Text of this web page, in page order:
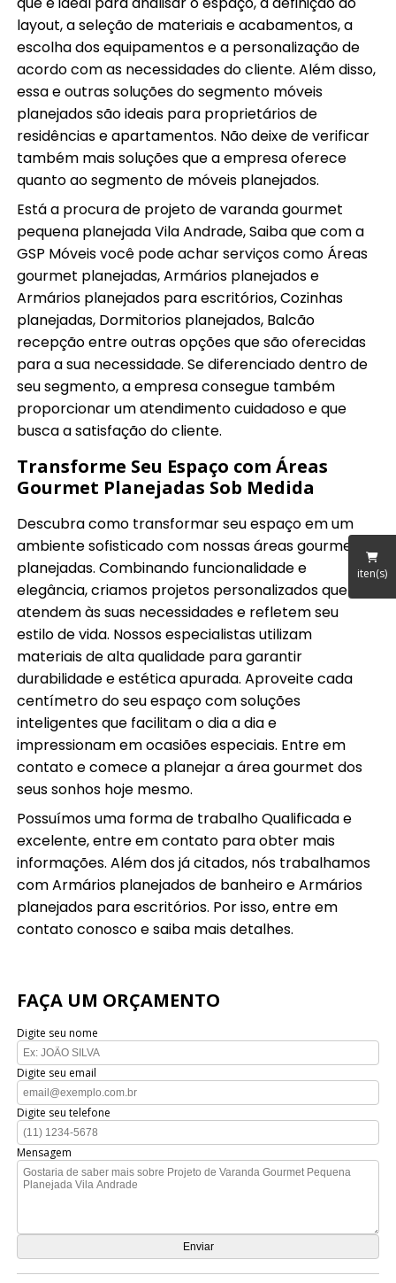
iten(s)
layout, a seleção de materiais e acabamentos, a
escolha dos equipamentos e a personalização de
acordo com as necessidades do cliente. Além disso,
essa e outras soluções do segmento móveis
planejados são ideais para proprietários de
residências e apartamentos. Não deixe de verificar
também mais soluções que a empresa oferece
quanto ao segmento de móveis planejados.
Está a procura de projeto de varanda gourmet
pequena planejada Vila Andrade, Saiba que com a
GSP Móveis você pode achar serviços como Áreas
gourmet planejadas, Armários planejados e
Armários planejados para escritórios, Cozinhas
planejadas, Dormitorios planejados, Balcão
recepção entre outras opções que são oferecidas
para a sua necessidade. Se diferenciado dentro de
seu segmento, a empresa consegue também
proporcionar um atendimento cuidadoso e que
busca a satisfação do cliente.
Transforme Seu Espaço com Áreas
Gourmet Planejadas Sob Medida
Descubra como transformar seu espaço em um
ambiente sofisticado com nossas áreas gourmet
planejadas. Combinando funcionalidade e
elegância, criamos projetos personalizados que
atendem às suas necessidades e refletem seu
estilo de vida. Nossos especialistas utilizam
materiais de alta qualidade para garantir
durabilidade e estética apurada. Aproveite cada
centímetro do seu espaço com soluções
inteligentes que facilitam o dia a dia e
impressionam em ocasiões especiais. Entre em
contato e comece a planejar a área gourmet dos
seus sonhos hoje mesmo.
Possuímos uma forma de trabalho Qualificada e
excelente, entre em contato para obter mais
informações. Além dos já citados, nós trabalhamos
com Armários planejados de banheiro e Armários
planejados para escritórios. Por isso, entre em
contato conosco e saiba mais detalhes.
FAÇA UM ORÇAMENTO
Digite seu nome
Digite seu email
Digite seu telefone
Mensagem